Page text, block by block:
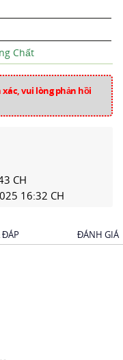
Chất
vui lòng phản hồi
CH
16:32 CH
ĐÁNH GIÁ